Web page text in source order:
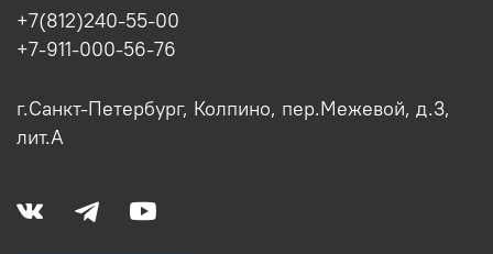
+7(812)240-55-00
+7-911-000-56-76
г.Санкт-Петербург, Колпино, пер.Межевой, д.3,
лит.А